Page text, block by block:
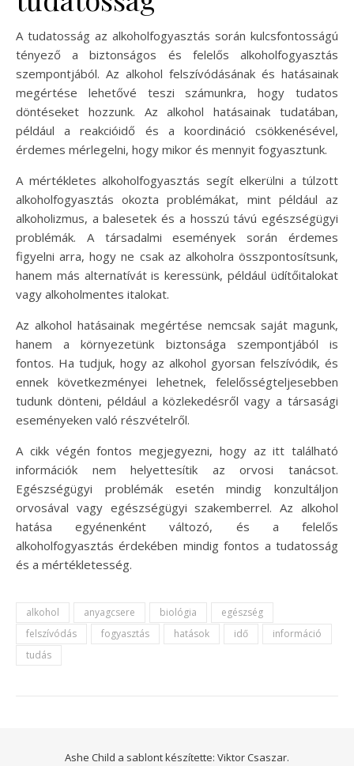
A tudatosság az alkoholfogyasztás során kulcsfontosságú
tényező a biztonságos és felelős alkoholfogyasztás
szempontjából. Az alkohol felszívódásának és hatásainak
megértése lehetővé teszi számunkra, hogy tudatos
döntéseket hozzunk. Az alkohol hatásainak tudatában,
például a reakcióidő és a koordináció csökkenésével,
érdemes mérlegelni, hogy mikor és mennyit fogyasztunk.
A mértékletes alkoholfogyasztás segít elkerülni a túlzott
alkoholfogyasztás okozta problémákat, mint például az
alkoholizmus, a balesetek és a hosszú távú egészségügyi
problémák. A társadalmi események során érdemes
figyelni arra, hogy ne csak az alkoholra összpontosítsunk,
hanem más alternatívát is keressünk, például üdítőitalokat
vagy alkoholmentes italokat.
Az alkohol hatásainak megértése nemcsak saját magunk,
hanem a környezetünk biztonsága szempontjából is
fontos. Ha tudjuk, hogy az alkohol gyorsan felszívódik, és
ennek következményei lehetnek, felelősségteljesebben
tudunk dönteni, például a közlekedésről vagy a társasági
eseményeken való részvételről.
A cikk végén fontos megjegyezni, hogy az itt található
információk nem helyettesítik az orvosi tanácsot.
Egészségügyi problémák esetén mindig konzultáljon
orvosával vagy egészségügyi szakemberrel. Az alkohol
hatása egyénenként változó, és a felelős
alkoholfogyasztás érdekében mindig fontos a tudatosság
és a mértékletesség.
alkohol anyagcsere biológia
egészség
felszívódás
fogyasztás hatások idő
információ
tudás
Ashe Child a sablont készítette: Viktor Csaszar.